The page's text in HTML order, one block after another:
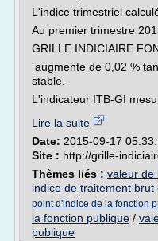
L'indice trimestriel
Au premier trimestre
GRILLE INDICIAIRE
augmente de 0,02 %
stable.
L'indicateur ITB-GI
Lire la suite
Date: 2015-09-17
Site : http://grille-
Thèmes liés : valeur de
indice de traitement
point d'indice de la fonction
la fonction publique /
publique